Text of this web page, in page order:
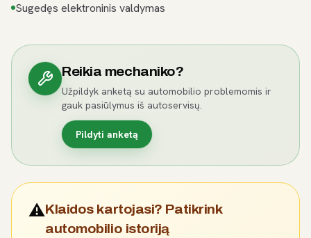
Sugedęs elektroninis valdymas
Reikia mechaniko?
Užpildyk anketą su automobilio problemomis ir
gauk pasiūlymus iš autoservisų.
Pildyti anketą
⚠️Klaidos kartojasi? Patikrink
automobilio istoriją